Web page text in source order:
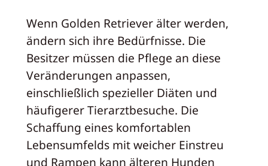
Wenn Golden Retriever älter werden,
ändern sich ihre Bedürfnisse. Die
Besitzer müssen die Pflege an diese
Veränderungen anpassen,
einschließlich spezieller Diäten und
häufigerer Tierarztbesuche. Die
Schaffung eines komfortablen
Lebensumfelds mit weicher Einstreu
und Rampen kann älteren Hunden